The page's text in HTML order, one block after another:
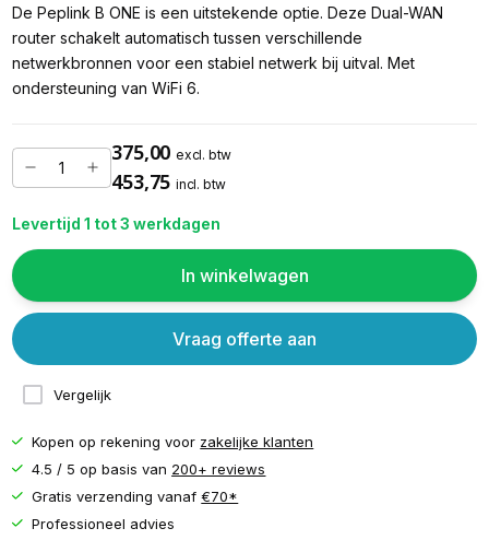
De Peplink B ONE is een uitstekende optie. Deze Dual-WAN
router schakelt automatisch tussen verschillende
netwerkbronnen voor een stabiel netwerk bij uitval. Met
ondersteuning van WiFi 6.
375,00 excl. btw
453,75 incl. btw
Levertijd 1 tot 3 werkdagen
In winkelwagen
Vergelijk
Vraag offerte aan
Kopen op rekening voor zakelijke klanten
4.5 / 5 op basis van 200+ reviews
Gratis verzending vanaf€70*
Professioneel advies